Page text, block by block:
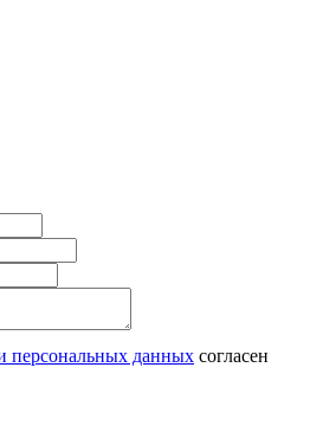
персональных данных согласен